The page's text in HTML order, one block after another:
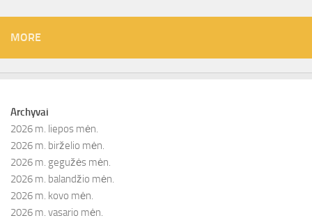
MORE
Archyvai
2026 m. liepos mėn.
2026 m. birželio mėn.
2026 m. gegužės mėn.
2026 m. balandžio mėn.
2026 m. kovo mėn.
2026 m. vasario mėn.